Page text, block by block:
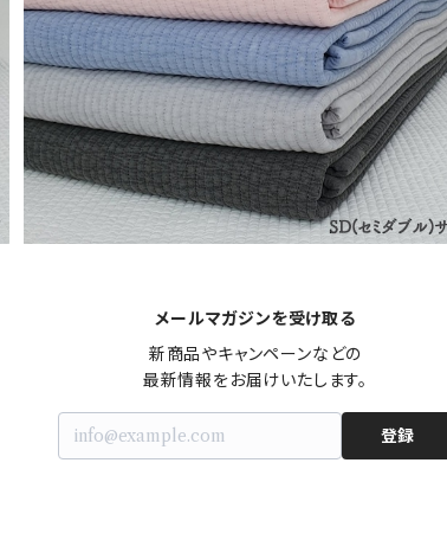
【再販＆韓国発送】ヌビイブル＆枕カバーセット(SD
ズ)
¥14,000
メールマガジンを受け取る
新商品やキャンペーンなどの
最新情報をお届けいたします。
登録